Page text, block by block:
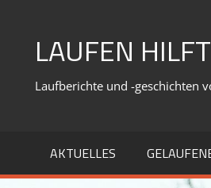
springenLAUFEN
Laufberichte und -geschichten
AKTUELLES